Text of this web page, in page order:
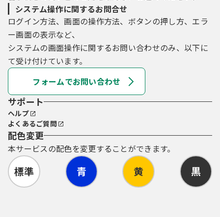
システム操作に関するお問合せ
ログイン方法、画面の操作方法、ボタンの押し方、エラ
ー画面の表示など、
システムの画面操作に関するお問い合わせのみ、以下に
て受け付けています。
フォームでお問い合わせ
サポート
ヘルプ
よくあるご質問
配色変更
本サービスの配色を変更することができます。
標準 青 黄 黒